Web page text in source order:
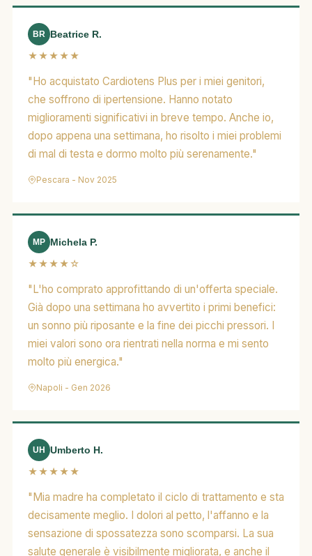
BR
Beatrice R.
★★★★★
"Ho acquistato Cardiotens Plus per i miei genitori,
che soffrono di ipertensione. Hanno notato
miglioramenti significativi in breve tempo. Anche io,
dopo appena una settimana, ho risolto i miei problemi
di mal di testa e dormo molto più serenamente."
Pescara - Nov 2025
MP Michela P.
★★★★☆
"L'ho comprato approfittando di un'offerta speciale.
Già dopo una settimana ho avvertito i primi benefici:
un sonno più riposante e la fine dei picchi pressori. I
miei valori sono ora rientrati nella norma e mi sento
molto più energica."
Napoli - Gen 2026
UH Umberto H.
★★★★★
"Mia madre ha completato il ciclo di trattamento e sta
decisamente meglio. I dolori al petto, l'affanno e la
sensazione di spossatezza sono scomparsi. La sua
salute generale è visibilmente migliorata, e anche il